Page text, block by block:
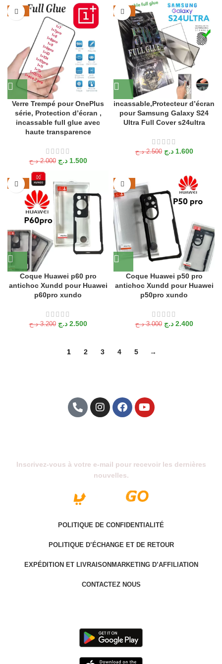
-25%
Verre Trempé pour OnePlus
série, Protection d’écran ,
incassable full glue avec
haute transparence
2.000 د.ج 1.500 د.ج
-36%
incassable,Protecteur d’écran
pour Samsung Galaxy S24
Ultra Full Cover s24ultra
2.500 د.ج 1.600 د.ج
-22%
Coque Huawei p60 pro
antichoc Xundd pour Huawei
p60pro xundo
3.200 د.ج 2.500 د.ج
-20%
Coque Huawei p50 pro
antichoc Xundd pour Huawei
p50pro xundo
3.000 د.ج 2.400 د.ج
1 2 3 4 5 →
Inscrivez-vous à votre e-mail pour recevoir les dernières
nouvelles.
POLITIQUE DE CONFIDENTIALITÉ
POLITIQUE D’ÉCHANGE ET DE RETOUR
EXPÉDITION ET LIVRAISONMARKETING D’AFFILIATION
CONTACTEZ NOUS